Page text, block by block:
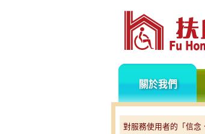
關
們
對服務使用者的「信念